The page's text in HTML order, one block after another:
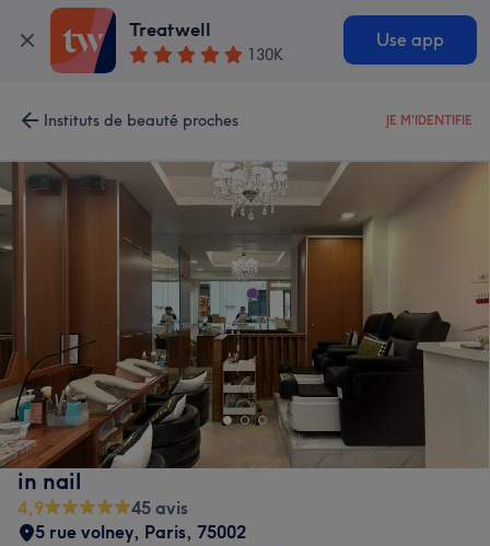
Treatwell
130K
Use app
Instituts de beauté proches JE M'IDENTIFIE
in nail
4,9
45 avis
5 rue volney, Paris, 75002